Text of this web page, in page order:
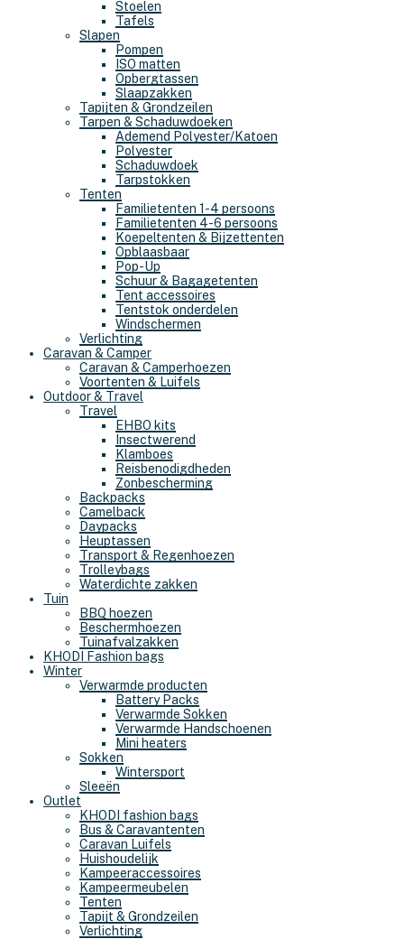
Stoelen
Tafels
Slapen
Pompen
ISO matten
Opbergtassen
Slaapzakken
Tapijten & Grondzeilen
Tarpen & Schaduwdoeken
Ademend Polyester/Katoen
Polyester
Schaduwdoek
Tarpstokken
Tenten
Familietenten 1-4 persoons
Familietenten 4-6 persoons
Koepeltenten & Bijzettenten
Opblaasbaar
Pop-Up
Schuur & Bagagetenten
Tent accessoires
Tentstok onderdelen
Windschermen
Verlichting
Caravan & Camper
Caravan & Camperhoezen
Voortenten & Luifels
Outdoor & Travel
Travel
EHBO kits
Insectwerend
Klamboes
Reisbenodigdheden
Zonbescherming
Backpacks
Camelback
Daypacks
Heuptassen
Transport & Regenhoezen
Trolleybags
Waterdichte zakken
Tuin
BBQ hoezen
Beschermhoezen
Tuinafvalzakken
KHODI Fashion bags
Winter
Verwarmde producten
Battery Packs
Verwarmde Sokken
Verwarmde Handschoenen
Mini heaters
Sokken
Wintersport
Sleeën
Outlet
KHODI fashion bags
Bus & Caravantenten
Caravan Luifels
Huishoudelijk
Kampeeraccessoires
Kampeermeubelen
Tenten
Tapijt & Grondzeilen
Verlichting